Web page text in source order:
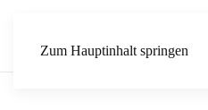
Zum Hauptinhalt springen